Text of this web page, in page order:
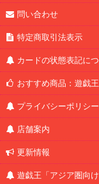
問い合わせ
特定商取引法表示
カードの状態表記に
おすすめ商品：遊戯王
プライバシーポリシー
店舗案内
更新情報
遊戯王「アジア圏向